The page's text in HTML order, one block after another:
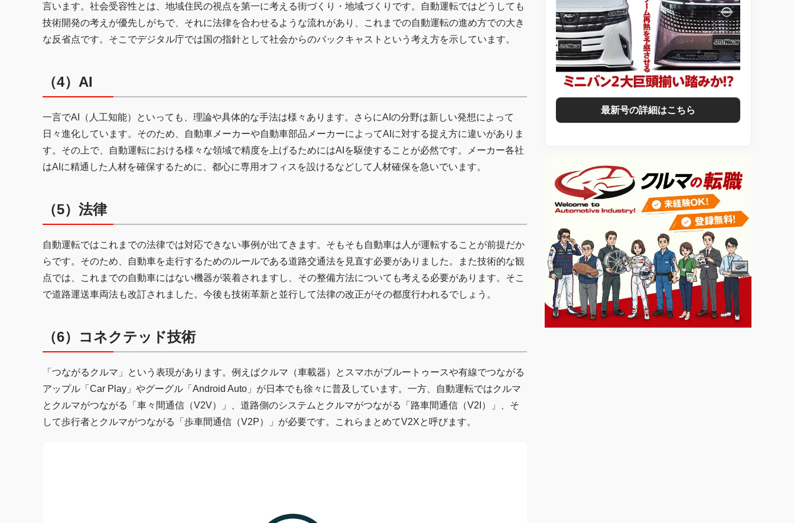
言います。社会受容性とは、地域住民の視点を第一に考える街づくり・地域づくりです。自動運転ではどうしても
技術開発の考えが優先しがちで、それに法律を合わせるような流れがあり、これまでの自動運転の進め方での大き
な反省点です。そこでデジタル庁では国の指針として社会からのバックキャストという考え方を示しています。
（4）AI
一言でAI（人工知能）といっても、理論や具体的な手法は様々あります。さらにAIの分野は新しい発想によって
日々進化しています。そのため、自動車メーカーや自動車部品メーカーによってAIに対する捉え方に違いがありま
す。その上で、自動運転における様々な領域で精度を上げるためにはAIを駆使することが必然です。メーカー各社
はAIに精通した人材を確保するために、都心に専用オフィスを設けるなどして人材確保を急いでいます。
（5）法律
自動運転ではこれまでの法律では対応できない事例が出てきます。そもそも自動車は人が運転することが前提だか
らです。そのため、自動車を走行するためのルールである道路交通法を見直す必要がありました。また技術的な観
点では、これまでの自動車にはない機器が装着されますし、その整備方法についても考える必要があります。そこ
で道路運送車両法も改訂されました。今後も技術革新と並行して法律の改正がその都度行われるでしょう。
（6）コネクテッド技術
「つながるクルマ」という表現があります。例えばクルマ（車載器）とスマホがブルートゥースや有線でつながる
アップル「Car Play」やグーグル「Android Auto」が日本でも徐々に普及しています。一方、自動運転ではクルマ
とクルマがつながる「車々間通信（V2V）」、道路側のシステムとクルマがつながる「路車間通信（V2I）」、そ
して歩行者とクルマがつながる「歩車間通信（V2P）」が必要です。これらまとめてV2Xと呼びます。
最新号の詳細はこちら